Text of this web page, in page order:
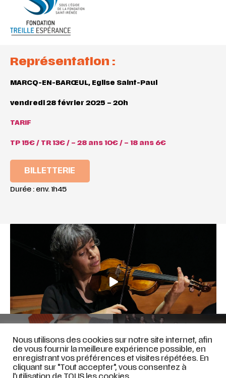
Représentation :
MARCQ-EN-BARŒUL, Eglise Saint-Paul
vendredi 28 février 2025 – 20h
TARIF
TP 15€ / TR 13€ / – 28 ans 10€ / – 18 ans 6€
BILLETTERIE
Durée : env. 1h45
PROKOFIEV, PIERRE ET LE
LOUP – 08 février 2025
BOULEZ / BACH / VILLA-
LOBOS – 01 mars 2025
Nous utilisons des cookies sur notre site internet, afin
de vous fournir la meilleure expérience possible, en
enregistrant vos préférences et visites répétées. En
cliquant sur "Tout accepter", vous consentez à